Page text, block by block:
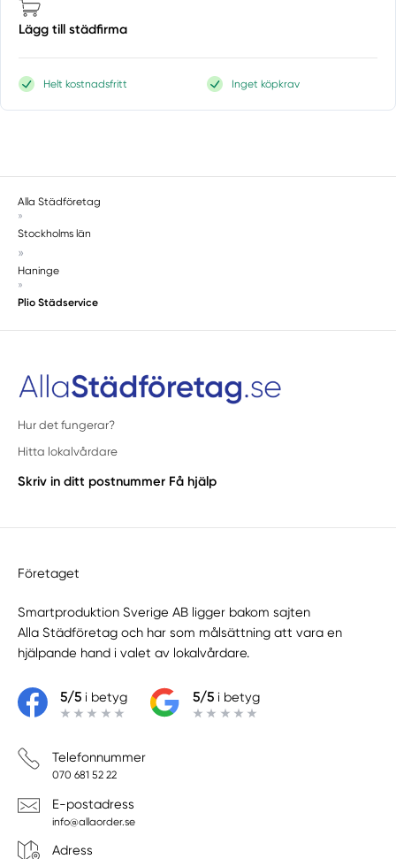
Lägg till städfirma
Helt kostnadsfritt Inget köpkrav
Alla Städföretag
»
Stockholms län
»
Haninge
»
Plio Städservice
Hur det fungerar?
Hitta lokalvårdare
Skriv in ditt postnummer Få hjälp
Företaget
Smartproduktion Sverige AB ligger bakom sajten
Alla Städföretag och har som målsättning att vara en
hjälpande hand i valet av lokalvårdare.
5/5i betyg 5/5i betyg
Telefonnummer
070 681 52 22
E-postadress
info@allaorder.se
Adress